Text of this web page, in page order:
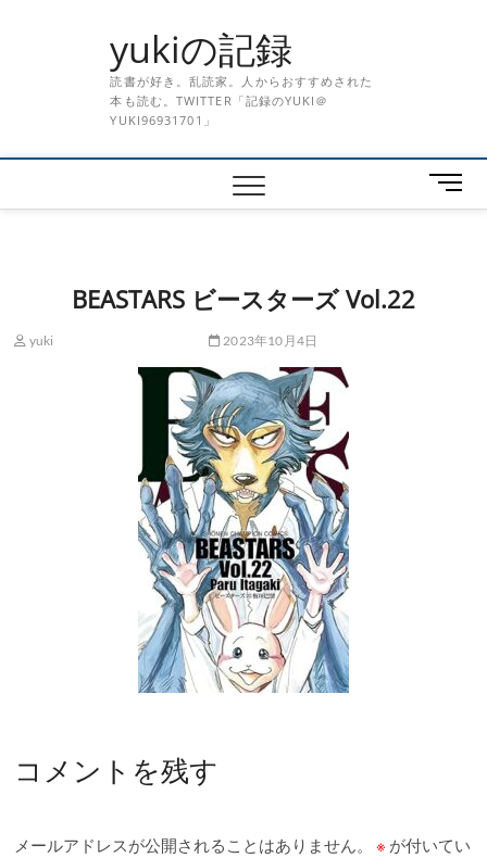
yukiの記録
読書が好き。乱読家。人からおすすめされた
本も読む。TWITTER「記録のYUKI＠
YUKI96931701」
メ
ニ
BEASTARS ビースターズ Vol.22
yuki 2023年10月4日
コメントを残す
メールアドレスが公開されることはありません。 ※ が付いてい